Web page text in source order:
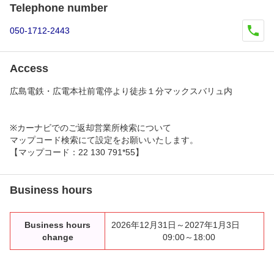
Telephone number
050-1712-2443
Access
広島電鉄・広電本社前電停より徒歩１分マックスバリュ内
※カーナビでのご返却営業所検索について
マップコード検索にて設定をお願いいたします。
【マップコード：22 130 791*55】
Business hours
Business hours
change
2026年12月31日～2027年1月3日
09:00～18:00